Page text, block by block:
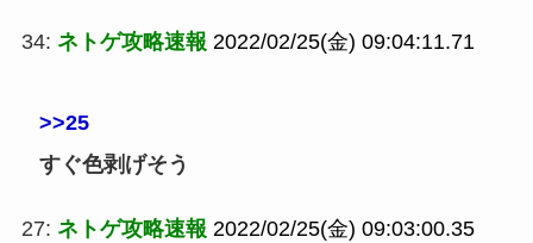
34: ネトゲ攻略速報 2022/02/25(金) 09:04:11.71
>>25
すぐ色剥げそう
27: ネトゲ攻略速報 2022/02/25(金) 09:03:00.35